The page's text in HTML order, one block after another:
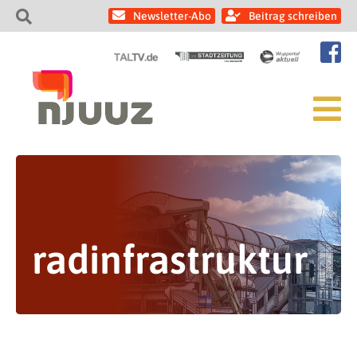
Newsletter-Abo Beitrag schreiben
radinfrastruktur